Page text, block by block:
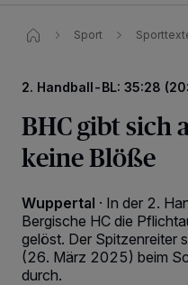
Sport
2. Handball-BL: 35:28
BHC gibt sich
keine Blöße
Wuppertal · In der 2.
Bergische HC die
gelöst. Der Spitzenreiter
(26. März 2025) beim
durch.